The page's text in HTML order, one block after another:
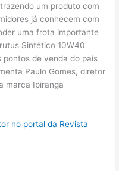
um produto com
já conhecem com
uma frota importante
Sintético 10W40
de venda do país
Paulo Gomes, diretor
marca Ipiranga
no portal da Revista